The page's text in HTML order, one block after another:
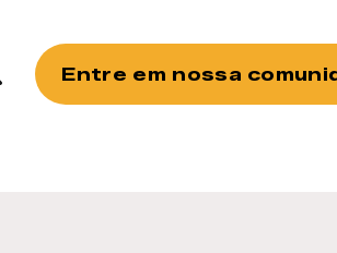
Entre em nossa